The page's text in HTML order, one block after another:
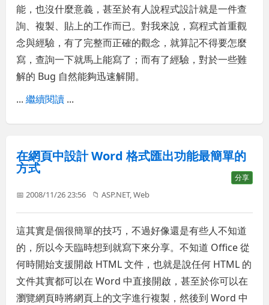
能，也沒什麼意義，甚至於有人說程式設計就是一件查
詢、複製、貼上的工作而已。對我來說，寫程式首重觀
念與經驗，有了完整而正確的觀念，就算記不得要怎麼
寫，查詢一下就馬上能寫了；而有了經驗，對於一些難
解的 Bug 自然能夠迅速解開。
...繼續閱讀 ...
在網頁中設計 Word 格式匯出功能最簡單的
方式
分享
📅 2008/11/26 23:56 📁ASP.NET,Web
這其實是個很簡單的技巧，不過好像還是有些人不知道
的，所以今天臨時想到就寫下來分享。不知道 Office 從
何時開始支援開啟 HTML 文件，也就是說任何 HTML 的
文件其實都可以在 Word 中直接開啟，甚至於你可以在
瀏覽網頁時將網頁上的文字進行複製，然後到 Word 中